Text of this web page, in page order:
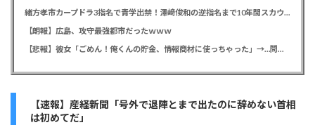
緒方孝市カープドラ3指名で青学出禁！澤﨑俊和の逆指名まで10年間スカウト出禁
【朗報】広島、攻守最強都市だったｗｗｗ
【悲報】彼女「ごめん！俺くんの貯金、情報商材に使っちゃった」→…問い詰めたらギャン泣きされたんだが俺が悪いのか？
【速報】産経新聞「号外で退陣とまで出たのに辞めない首相
は初めてだ」